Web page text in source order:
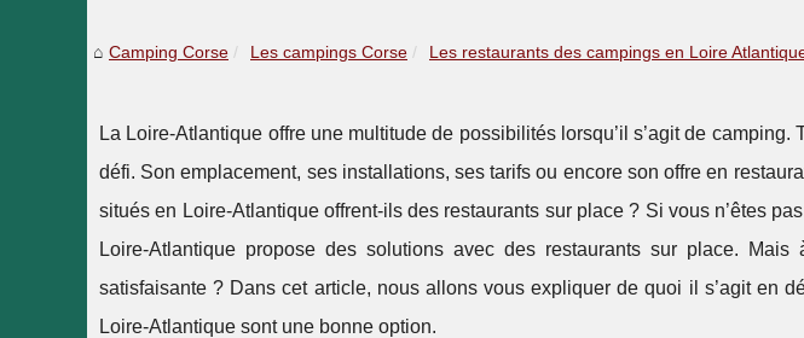
Camping Corse Les campings Corse Les restaurants des campings en Loire
La Loire-Atlantique offre une multitude de possibilités lorsqu’il s’agit de
défi. Son emplacement, ses installations, ses tarifs ou encore son offre en
situés en Loire-Atlantique offrent-ils des restaurants sur place ? Si vous n’êtes
Loire-Atlantique propose des solutions avec des restaurants sur place.
satisfaisante ? Dans cet article, nous allons vous expliquer de quoi il s’agit en
Loire-Atlantique sont une bonne option.